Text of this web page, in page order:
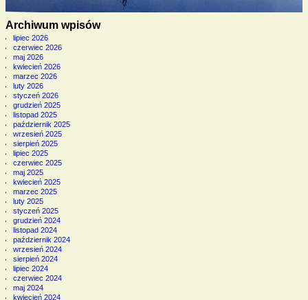
Archiwum wpisów
lipiec 2026
czerwiec 2026
maj 2026
kwiecień 2026
marzec 2026
luty 2026
styczeń 2026
grudzień 2025
listopad 2025
październik 2025
wrzesień 2025
sierpień 2025
lipiec 2025
czerwiec 2025
maj 2025
kwiecień 2025
marzec 2025
luty 2025
styczeń 2025
grudzień 2024
listopad 2024
październik 2024
wrzesień 2024
sierpień 2024
lipiec 2024
czerwiec 2024
maj 2024
kwiecień 2024